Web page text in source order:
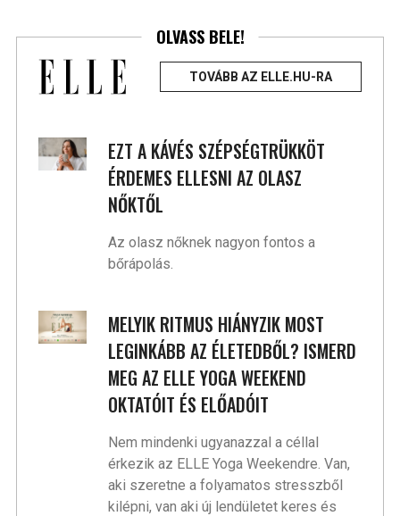
OLVASS BELE!
TOVÁBB AZ ELLE.HU-RA
EZT A KÁVÉS SZÉPSÉGTRÜKKÖT
ÉRDEMES ELLESNI AZ OLASZ
NŐKTŐL
Az olasz nőknek nagyon fontos a
bőrápolás.
MELYIK RITMUS HIÁNYZIK MOST
LEGINKÁBB AZ ÉLETEDBŐL? ISMERD
MEG AZ ELLE YOGA WEEKEND
OKTATÓIT ÉS ELŐADÓIT
Nem mindenki ugyanazzal a céllal
érkezik az ELLE Yoga Weekendre. Van,
aki szeretne a folyamatos stresszből
kilépni, van aki új lendületet keres és